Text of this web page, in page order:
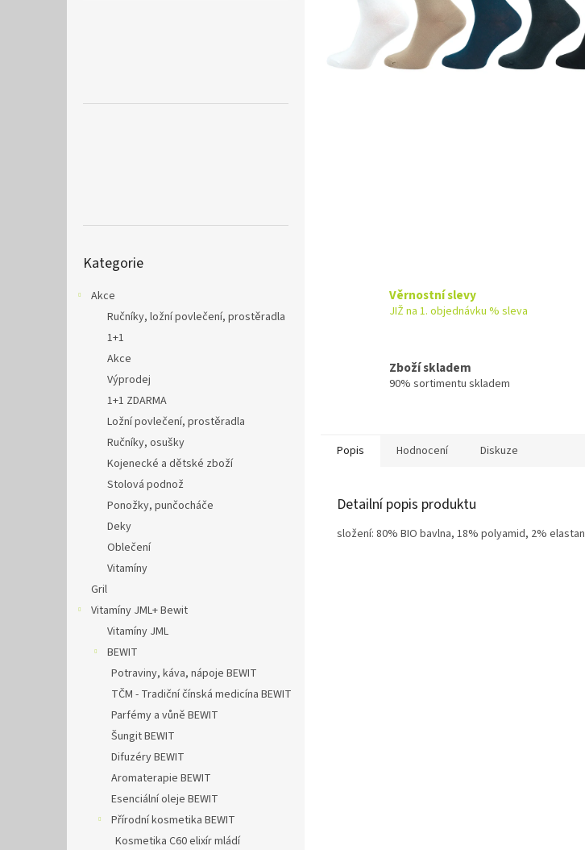
kategorie
Kategorie
Akce
Ručníky, ložní povlečení, prostěradla
1+1
Akce
Výprodej
1+1 ZDARMA
Ložní povlečení, prostěradla
Ručníky, osušky
Kojenecké a dětské zboží
Stolová podnož
Ponožky, punčocháče
Deky
Oblečení
Vitamíny
Gril
Vitamíny JML+ Bewit
Vitamíny JML
BEWIT
Potraviny, káva, nápoje BEWIT
TČM - Tradiční čínská medicína BEWIT
Parfémy a vůně BEWIT
Šungit BEWIT
Difuzéry BEWIT
Aromaterapie BEWIT
Esenciální oleje BEWIT
Přírodní kosmetika BEWIT
Kosmetika C60 elixír mládí
Věrnostní slevy
JIŽ na 1. objednávku % sleva
Zboží skladem
90% sortimentu skladem
Popis Hodnocení Diskuze
Detailní popis produktu
složení: 80% BIO bavlna, 18% polyamid, 2% elastan